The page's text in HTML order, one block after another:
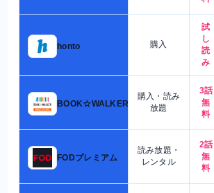
honto 購入
試
し
読
み
BOOK☆WALKER
購入・読み
放題
3話
無
料
FODプレミアム
読み放題・
レンタル
2話
無
料